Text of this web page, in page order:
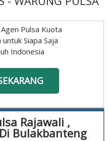
Pulsa Kuota
Siapa Saja
Indonesia
Rajawali ,
Bulakbanteng